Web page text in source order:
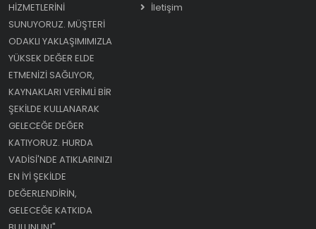
HIZMETLERINI
SUNUYORUZ. MÜŞTERI
ODAKLI YAKLAŞIMIMIZLA
YÜKSEK DEĞER ELDE
ETMENIZI SAĞLIYOR,
KAYNAKLARI VERIMLI BIR
ŞEKILDE KULLANARAK
GELECEĞE DEĞER
KATIYORUZ. HURDA
VADISI'NDE ATIKLARINIZI
EN IYI ŞEKILDE
DEĞERLENDIRIN,
GELECEĞE KATKIDA
İletişim